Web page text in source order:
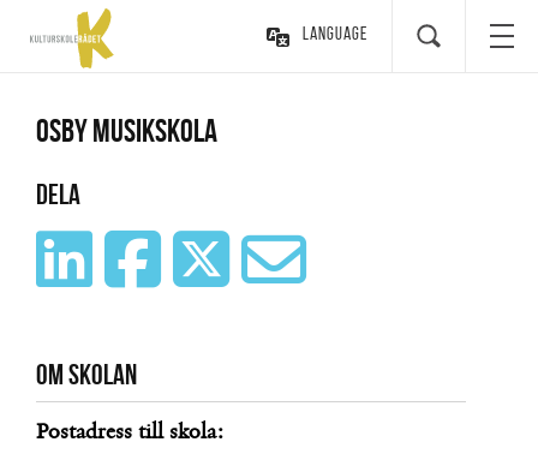
Language
Osby musikskola
Dela
Om skolan
Postadress till skola: